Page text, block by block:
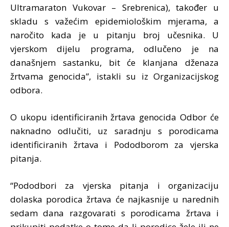
Ultramaraton Vukovar – Srebrenica), također u
skladu s važećim epidemiološkim mjerama, a
naročito kada je u pitanju broj učesnika. U
vjerskom dijelu programa, odlučeno je na
današnjem sastanku, bit će klanjana dženaza
žrtvama genocida”, istakli su iz Organizacijskog
odbora.
O ukopu identificiranih žrtava genocida Odbor će
naknadno odlučiti, uz saradnju s porodicama
identificiranih žrtava i Pododborom za vjerska
pitanja.
“Pododbori za vjerska pitanja i organizaciju
dolaska porodica žrtava će najkasnije u narednih
sedam dana razgovarati s porodicama žrtava i